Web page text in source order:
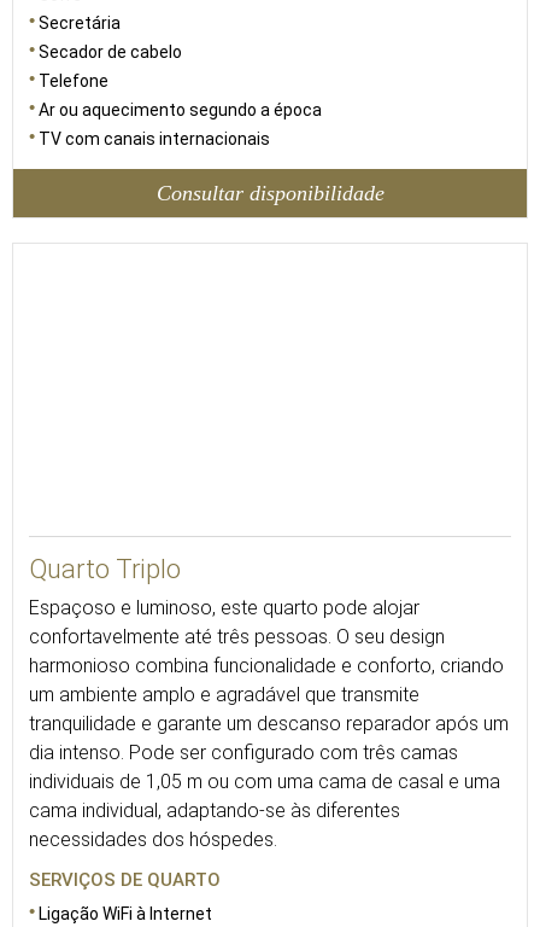
Secretária
Secador de cabelo
Telefone
Ar ou aquecimento segundo a época
TV com canais internacionais
Consultar disponibilidade
Quarto Triplo
Espaçoso e luminoso, este quarto pode alojar
confortavelmente até três pessoas. O seu design
harmonioso combina funcionalidade e conforto, criando
um ambiente amplo e agradável que transmite
tranquilidade e garante um descanso reparador após um
dia intenso. Pode ser configurado com três camas
individuais de 1,05 m ou com uma cama de casal e uma
cama individual, adaptando-se às diferentes
necessidades dos hóspedes.
SERVIÇOS DE QUARTO
Ligação WiFi à Internet